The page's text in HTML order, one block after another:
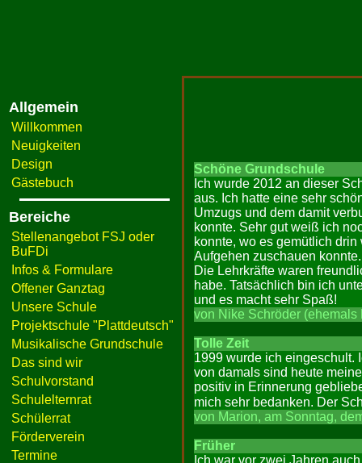
Allgemein
Willkommen
Neuigkeiten
Design
Gästebuch
Bereiche
Stellenangebot FSJ oder
BuFDi
Infos & Formulare
Offener Ganztag
Unsere Schule
Projektschule "Plattdeutsch"
Musikalische Grundschule
Das sind wir
Schulvorstand
Schulelternrat
Schülerrat
Förderverein
Termine
Schöne Grundschule
Ich wurde 2012 an dieser
aus. Ich hatte eine sehr
Umzugs und dem damit
konnte. Sehr gut weiß ich
konnte, wo es gemütlich
Aufgehen zuschauen
Die Lehrkräfte waren
habe. Tatsächlich bin ich
und es macht sehr Spaß!
von Nike Schröder (ehemals
Tolle Zeit
1999 wurde ich eingeschult.
von damals sind heute
positiv in Erinnerung
mich sehr bedanken. Der
von Marion, am Sonntag,
Früher